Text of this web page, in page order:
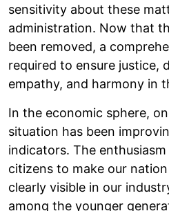
sensitivity about these
administration. Now that
been removed, a
required to ensure justice,
empathy, and harmony in
In the economic sphere,
situation has been
indicators. The
citizens to make our
clearly visible in our
among the younger